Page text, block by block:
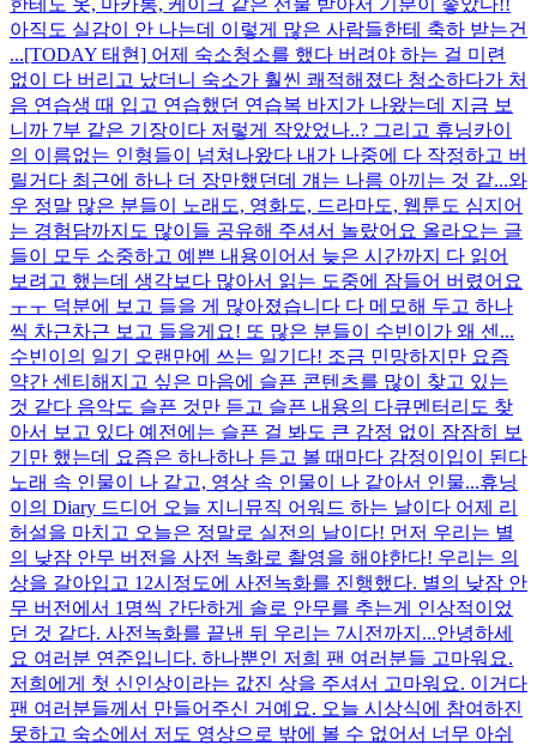
아직도 실감이 안 나는데 이렇게 많은 사람들한테 축하 받는건
...[TODAY 태현] 어제 숙소청소를 했다 버려야 하는 걸 미련
없이 다 버리고 났더니 숙소가 훨씬 쾌적해졌다 청소하다가 처
음 연습생 때 입고 연습했던 연습복 바지가 나왔는데 지금 보
니까 7부 같은 기장이다 저렇게 작았었나..? 그리고 휴닝카이
의 이름없는 인형들이 넘쳐나왔다 내가 나중에 다 작정하고 버
릴거다 최근에 하나 더 장만했던데 걔는 나름 아끼는 것 같...와
우 정말 많은 분들이 노래도, 영화도, 드라마도, 웹툰도 심지어
는 경험담까지도 많이들 공유해 주셔서 놀랐어요 올라오는 글
들이 모두 소중하고 예쁜 내용이어서 늦은 시간까지 다 읽어
보려고 했는데 생각보다 많아서 읽는 도중에 잠들어 버렸어요
ㅜㅜ 덕분에 보고 들을 게 많아졌습니다 다 메모해 두고 하나
씩 차근차근 보고 들을게요! 또 많은 분들이 수빈이가 왜 센...
수빈이의 일기 오랜만에 쓰는 일기다! 조금 민망하지만 요즘
약간 센티해지고 싶은 마음에 슬픈 콘텐츠를 많이 찾고 있는
것 같다 음악도 슬픈 것만 듣고 슬픈 내용의 다큐멘터리도 찾
아서 보고 있다 예전에는 슬픈 걸 봐도 큰 감정 없이 잠잠히 보
기만 했는데 요즘은 하나하나 듣고 볼 때마다 감정이입이 된다
노래 속 인물이 나 같고, 영상 속 인물이 나 같아서 인물...휴닝
이의 Diary 드디어 오늘 지니뮤직 어워드 하는 날이다 어제 리
허설을 마치고 오늘은 정말로 실전의 날이다! 먼저 우리는 별
의 낮잠 안무 버전을 사전 녹화로 촬영을 해야한다! 우리는 의
상을 갈아입고 12시정도에 사전녹화를 진행했다. 별의 낮잠 안
무 버전에서 1명씩 간단하게 솔로 안무를 추는게 인상적이었
던 것 같다. 사전녹화를 끝낸 뒤 우리는 7시전까지...안녕하세
요 여러분 연준입니다. 하나뿐인 저희 팬 여러분들 고마워요.
저희에게 첫 신인상이라는 값진 상을 주셔서 고마워요. 이거다
팬 여러분들께서 만들어주신 거예요. 오늘 시상식에 참여하진
못하고 숙소에서 저도 영상으로 밖에 볼 수 없어서 너무 아쉬